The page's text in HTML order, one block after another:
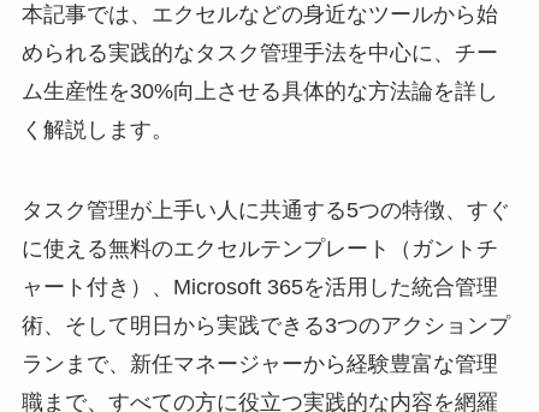
本記事では、エクセルなどの身近なツールから始
められる実践的なタスク管理手法を中心に、チー
ム生産性を30%向上させる具体的な方法論を詳し
く解説します。
タスク管理が上手い人に共通する5つの特徴、すぐ
に使える無料のエクセルテンプレート（ガントチ
ャート付き）、Microsoft 365を活用した統合管理
術、そして明日から実践できる3つのアクションプ
ランまで、新任マネージャーから経験豊富な管理
職まで、すべての方に役立つ実践的な内容を網羅